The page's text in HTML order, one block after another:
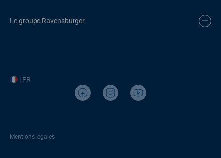
Le groupe Ravensburger
| FR
Mentions légales